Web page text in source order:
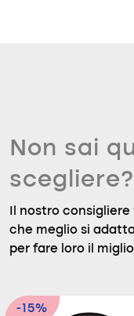
Non sai
scegliere?
Il nostro
che meglio si
per fare loro il
-15%